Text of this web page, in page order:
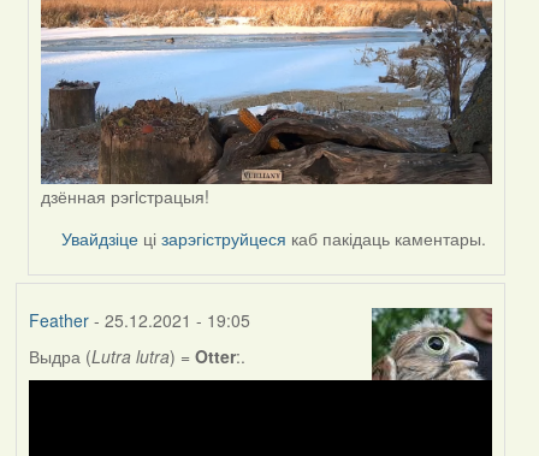
дзённая рэгiстрацыя!
Увайдзіце цізарэгіструйцеся каб пакідаць каментары.
Feather- 25.12.2021 - 19:05
Выдра (Lutra lutra) = Otter:.